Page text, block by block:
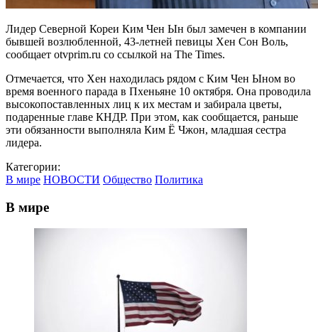
Лидер Северной Кореи Ким Чен Ын был замечен в компании
бывшей возлюбленной, 43-летней певицы Хен Сон Воль,
сообщает otvprim.ru со ссылкой на The Times.
Отмечается, что Хен находилась рядом с Ким Чен Ыном во
время военного парада в Пхеньяне 10 октября. Она проводила
высокопоставленных лиц к их местам и забирала цветы,
подаренные главе КНДР. При этом, как сообщается, раньше
эти обязанности выполняла Ким Ё Чжон, младшая сестра
лидера.
Категории:
В мире НОВОСТИ Общество Политика
В мире